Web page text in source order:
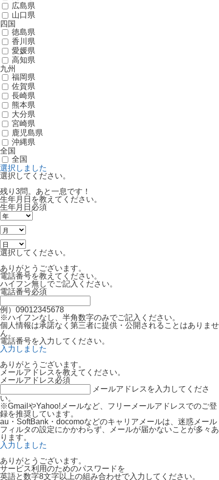
広島県
山口県
四国
徳島県
香川県
愛媛県
高知県
九州
福岡県
佐賀県
長崎県
熊本県
大分県
宮崎県
鹿児島県
沖縄県
全国
全国
選択しました
選択してください。
残り3問。あと一息です！
生年月日を教えてください。
生年月日 必須
選択してください。
ありがとうございます。
電話番号を教えてください。
ハイフン無しでご記入ください。
電話番号必須
例）09012345678
※ハイフンなし、半角数字のみでご記入ください。
個人情報は承諾なく第三者に提供・公開されることはありませ
ん。
電話番号を入力してください。
入力しました
ありがとうございます。
メールアドレスを教えてください。
メールアドレス必須
メールアドレスを入力してくださ
い。
※GmailやYahoo!メールなど、フリーメールアドレスでのご登
録を推奨しています。
au・SoftBank・docomoなどのキャリアメールは、迷惑メール
フィルタの設定にかかわらず、メールが届かないことが多々あ
ります。
入力しました
ありがとうございます。
サービス利用のためのパスワードを
英語と数字8文字以上の組み合わせで入力してください。